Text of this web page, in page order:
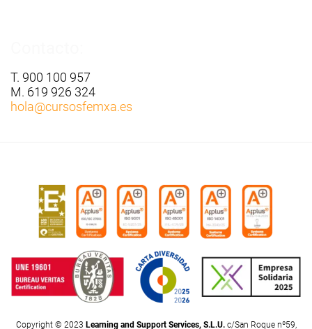
T. 900 100 957
M. 619 926 324
hola@cursosfemxa.es
Copyright © 2023 Learning and Support Services, S.L.U.c/San Roque nº59,